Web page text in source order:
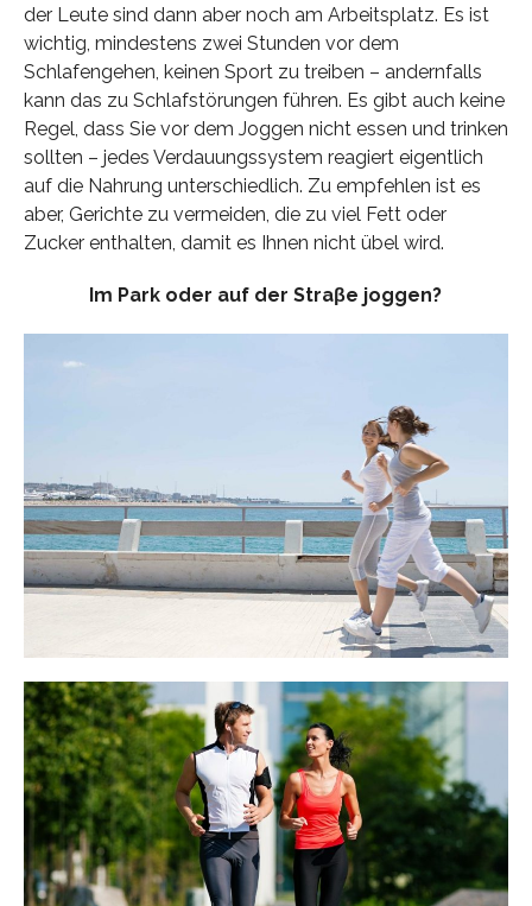
der Leute sind dann aber noch am Arbeitsplatz. Es ist
wichtig, mindestens zwei Stunden vor dem
Schlafengehen, keinen Sport zu treiben – andernfalls
kann das zu Schlafstörungen führen. Es gibt auch keine
Regel, dass Sie vor dem Joggen nicht essen und trinken
sollten – jedes Verdauungssystem reagiert eigentlich
auf die Nahrung unterschiedlich. Zu empfehlen ist es
aber, Gerichte zu vermeiden, die zu viel Fett oder
Zucker enthalten, damit es Ihnen nicht übel wird.
Im Park oder auf der Straβe joggen?